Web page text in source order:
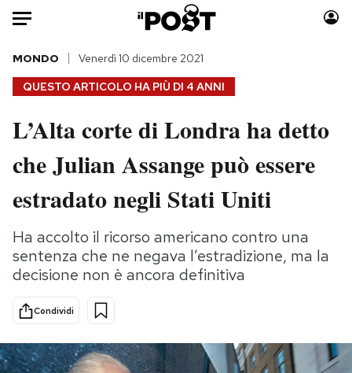
Auto
HOME
Italia
Politica
Tecnologia
Scienza
Cultura
Sport
Moda
Consumismi
Storie/Idee
Media
Europa
QUESTO ARTICOLO HA PIÙ DI 4 ANNI
MONDO Venerdì 10 dicembre 2021
L’Alta corte di Londra ha detto
che Julian Assange può essere
estradato negli Stati Uniti
Ha accolto il ricorso americano contro una
sentenza che ne negava l’estradizione, ma la
decisione non è ancora definitiva
Condividi